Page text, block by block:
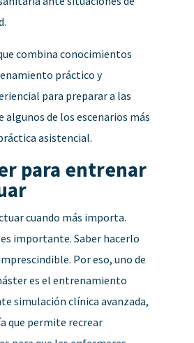
combina conocimientos
práctico y
para preparar a las
de los escenarios más
asistencial.
para entrenar
cuando más importa.
es importante. Saber hacerlo
Por eso, uno de
es el entrenamiento
simulación clínica avanzada,
que permite recrear